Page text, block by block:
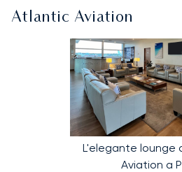
Atlantic Aviation
L'elegante lounge
Aviation a